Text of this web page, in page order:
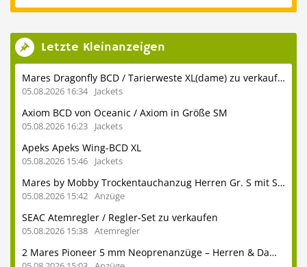
Letzte Kleinanzeigen
Mares Dragonfly BCD / Tarierweste XL(dame) zu verkaufen
05.08.2026 16:34 Jackets
Axiom BCD von Oceanic / Axiom in Größe SM
05.08.2026 16:23 Jackets
Apeks Apeks Wing-BCD XL
05.08.2026 15:46 Jackets
Mares by Mobby Trockentauchanzug Herren Gr. S mit Stiefeln 41
05.08.2026 15:42 Anzüge
SEAC Atemregler / Regler-Set zu verkaufen
05.08.2026 15:38 Atemregler
2 Mares Pioneer 5 mm Neoprenanzüge – Herren & Damen – auch einzeln erhältlich - ideal für heimische Seen und das Mittelmeer